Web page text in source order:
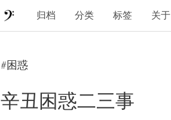
归档 分类 标签 关于
#困惑
辛丑困惑二三事